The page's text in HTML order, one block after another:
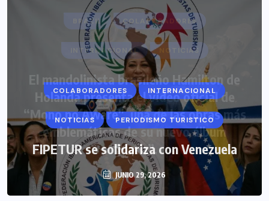
COLABORADORES INTERNACIONAL
NOTICIAS PERIODISMO TURISTICO
FIPETUR se solidariza con Venezuela
JUNIO 29, 2026